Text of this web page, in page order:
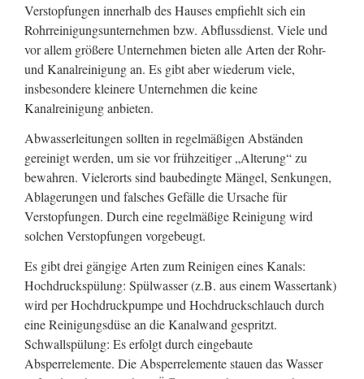
Verstopfungen innerhalb des Hauses empfiehlt sich ein
Rohrreinigungsunternehmen bzw. Abflussdienst. Viele und
vor allem größere Unternehmen bieten alle Arten der Rohr-
und Kanalreinigung an. Es gibt aber wiederum viele,
insbesondere kleinere Unternehmen die keine
Kanalreinigung anbieten.
Abwasserleitungen sollten in regelmäßigen Abständen
gereinigt werden, um sie vor frühzeitiger „Alterung“ zu
bewahren. Vielerorts sind baubedingte Mängel, Senkungen,
Ablagerungen und falsches Gefälle die Ursache für
Verstopfungen. Durch eine regelmäßige Reinigung wird
solchen Verstopfungen vorgebeugt.
Es gibt drei gängige Arten zum Reinigen eines Kanals:
Hochdruckspülung: Spülwasser (z.B. aus einem Wassertank)
wird per Hochdruckpumpe und Hochdruckschlauch durch
eine Reinigungsdüse an die Kanalwand gespritzt.
Schwallspülung: Es erfolgt durch eingebaute
Absperrelemente. Die Absperrelemente stauen das Wasser